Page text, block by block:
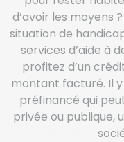
d’avoir les moyens
situation de
services d’aide à
profitez d’un
montant facturé. Il y
préfinancé qui
privée ou publique,